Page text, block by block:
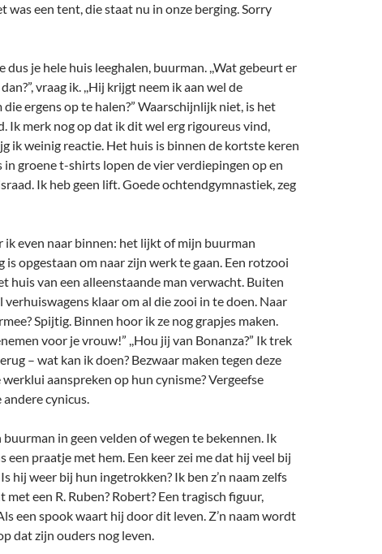
was een tent, die staat nu in onze berging. Sorry
dus je hele huis leeghalen, buurman. ,,Wat gebeurt er
vraag ik. ,,Hij krijgt neem ik aan wel de
die ergens op te halen?” Waarschijnlijk niet, is het
Ik merk nog op dat ik dit wel erg rigoureus vind,
ik weinig reactie. Het huis is binnen de kortste keren
in groene t-shirts lopen de vier verdiepingen op en
Ik heb geen lift. Goede ochtendgymnastiek, zeg
even naar binnen: het lijkt of mijn buurman
is opgestaan om naar zijn werk te gaan. Een rotzooi
huis van een alleenstaande man verwacht. Buiten
verhuiswagens klaar om al die zooi in te doen. Naar
Spijtig. Binnen hoor ik ze nog grapjes maken.
voor je vrouw!” ,,Hou jij van Bonanza?” Ik trek
– wat kan ik doen? Bezwaar maken tegen deze
aanspreken op hun cynisme? Vergeefse
andere cynicus.
in geen velden of wegen te bekennen. Ik
een praatje met hem. Een keer zei me dat hij veel bij
Is hij weer bij hun ingetrokken? Ik ben z’n naam zelfs
met een R. Ruben? Robert? Een tragisch figuur,
een spook waart hij door dit leven. Z’n naam wordt
dat zijn ouders nog leven.